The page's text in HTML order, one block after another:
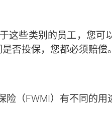
这些类别的员工，您可
否投保，您都必须赔偿。
（FWMI）有不同的用